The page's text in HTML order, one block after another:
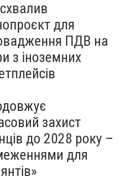
для
ПДВ на
з іноземних
захист
до 2028 року –
для